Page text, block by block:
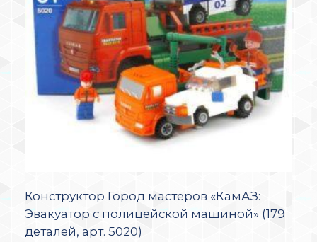
Конструктор Город мастеров «КамАЗ:
Эвакуатор с полицейской машиной» (179
деталей, арт. 5020)